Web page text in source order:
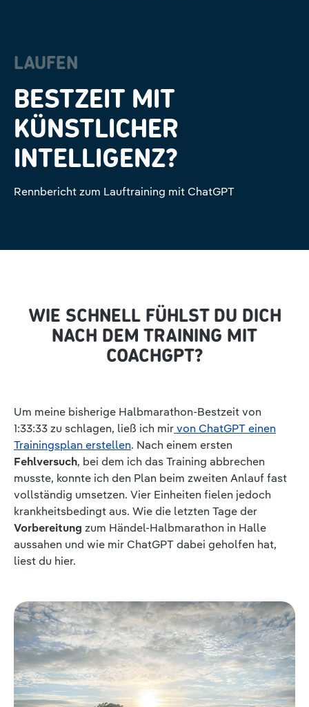
LAUFEN
BESTZEIT MIT
KÜNSTLICHER
INTELLIGENZ?
Rennbericht zum Lauftraining mit ChatGPT
WIE SCHNELL FÜHLST DU DICH
NACH DEM TRAINING MIT
COACHGPT?
Um meine bisherige Halbmarathon-Bestzeit von
1:33:33 zu schlagen, ließ ich mirvon ChatGPT einen
Trainingsplan erstellen. Nach einem ersten
Fehlversuch, bei dem ich das Training abbrechen
musste, konnte ich den Plan beim zweiten Anlauf fast
vollständig umsetzen. Vier Einheiten fielen jedoch
krankheitsbedingt aus. Wie die letzten Tage der
Vorbereitung zum Händel-Halbmarathon in Halle
aussahen und wie mir ChatGPT dabei geholfen hat,
liest du hier.